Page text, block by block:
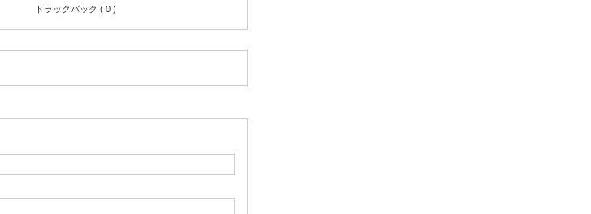
トラックバック ( 0 )